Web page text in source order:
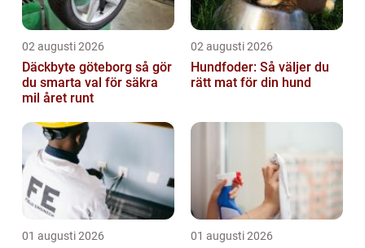
02 augusti 2026
Däckbyte göteborg så gör
du smarta val för säkra
mil året runt
02 augusti 2026
Hundfoder: Så väljer du
rätt mat för din hund
01 augusti 2026 01 augusti 2026